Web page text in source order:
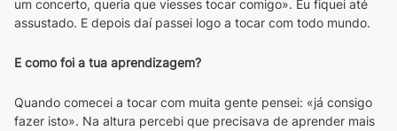
um concerto, queria que viesses tocar comigo». Eu fiquei até
assustado. E depois daí passei logo a tocar com todo mundo.
E como foi a tua aprendizagem?
Quando comecei a tocar com muita gente pensei: «já consigo
fazer isto». Na altura percebi que precisava de aprender mais